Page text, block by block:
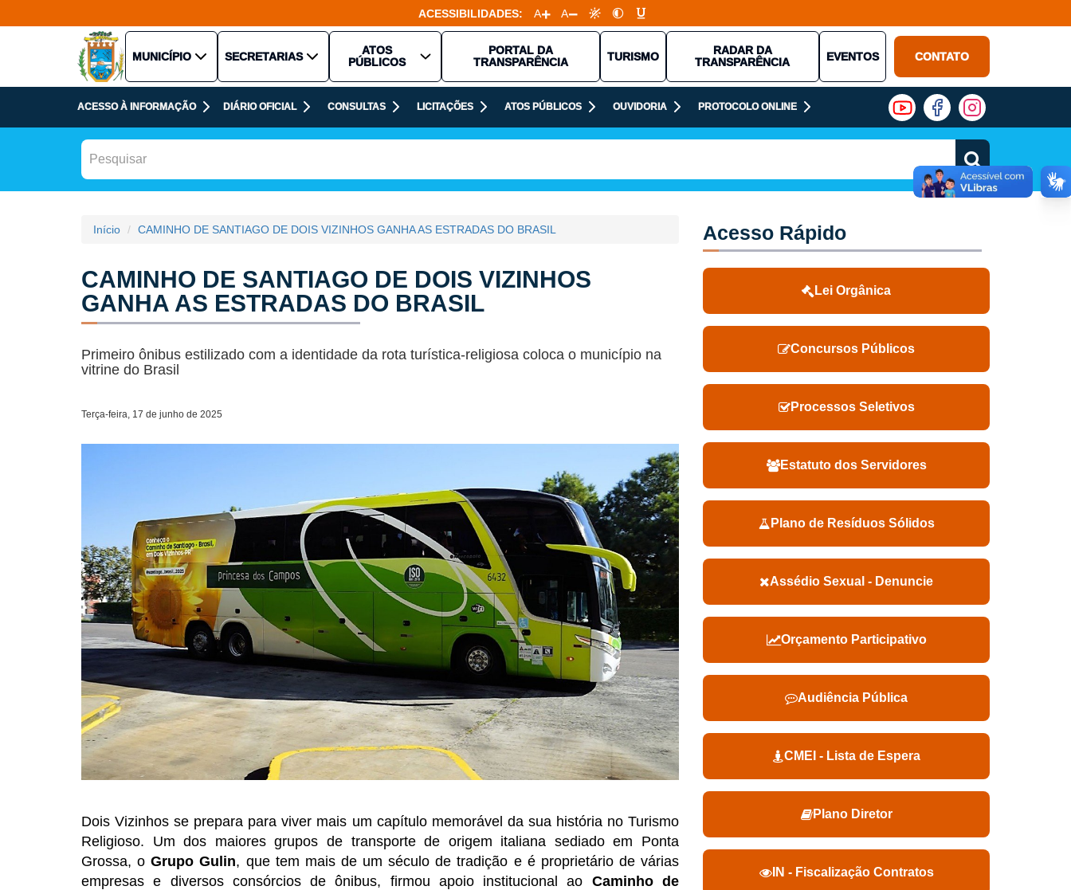
ACESSIBILIDADES: A A
MUNICÍPIO SECRETARIAS
ATOS
PÚBLICOS
PORTAL DA
TRANSPARÊNCIA
TURISMO
RADAR DA
TRANSPARÊNCIA
EVENTOS CONTATO
ACESSO À INFORMAÇÃO DIÁRIO OFICIAL CONSULTAS LICITAÇÕES ATOS PÚBLICOS OUVIDORIA PROTOCOLO ONLINE
Início CAMINHO DE SANTIAGO DE DOIS VIZINHOS GANHA AS ESTRADAS DO BRASIL
CAMINHO DE SANTIAGO DE DOIS VIZINHOS
GANHA AS ESTRADAS DO BRASIL
Primeiro ônibus estilizado com a identidade da rota turística-religiosa coloca o município na
vitrine do Brasil
Terça-feira, 17 de junho de 2025
Dois Vizinhos se prepara para viver mais um capítulo memorável da sua história no Turismo
Religioso. Um dos maiores grupos de transporte de origem italiana sediado em Ponta
Grossa, oGrupo Gulin, que tem mais de um século de tradição e é proprietário de várias
empresas e diversos consórcios de ônibus, firmou apoio institucional ao Caminho de
Acesso Rápido
Lei Orgânica
Concursos Públicos
Processos Seletivos
Estatuto dos Servidores
Plano de Resíduos Sólidos
Assédio Sexual - Denuncie
Orçamento Participativo
Audiência Pública
CMEI - Lista de Espera
Plano Diretor
IN - Fiscalização Contratos